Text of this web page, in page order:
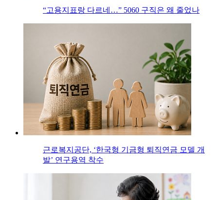
“고용지표랑 다르네…” 5060 구직은 왜 줄었나
근로복지공단, ‘한국형 기금형 퇴직연금 모델 개
발’ 연구용역 착수